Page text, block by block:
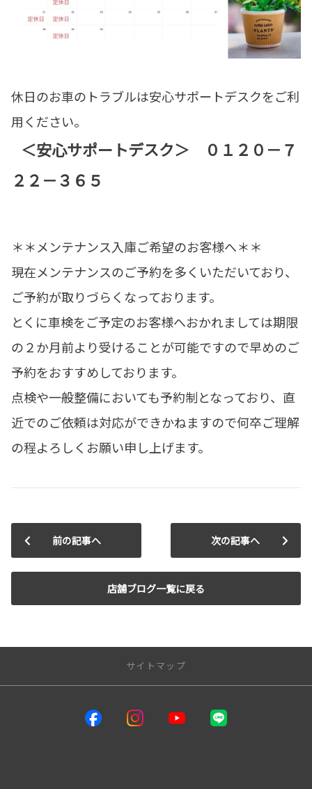
休日のお車のトラブルは安心サポートデスクをご利
用ください。
＜安心サポートデスク＞ ０１２０－７
２２－３６５
＊＊メンテナンス入庫ご希望のお客様へ＊＊
現在メンテナンスのご予約を多くいただいており、
ご予約が取りづらくなっております。
とくに車検をご予定のお客様へおかれましては期限
の２か月前より受けることが可能ですので早めのご
予約をおすすめしております。
点検や一般整備においても予約制となっており、直
近でのご依頼は対応ができかねますので何卒ご理解
の程よろしくお願い申し上げます。
前の記事へ
店舗ブログ一覧に戻る
次の記事へ
サイトマップ